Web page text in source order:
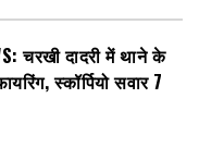
चरखी दादरी में थाने के
स्कॉर्पियो सवार 7